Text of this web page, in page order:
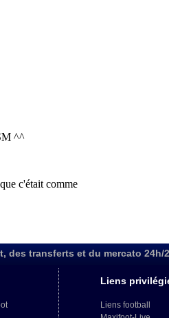
des transferts et du mercato 24h/
Liens
Liens football